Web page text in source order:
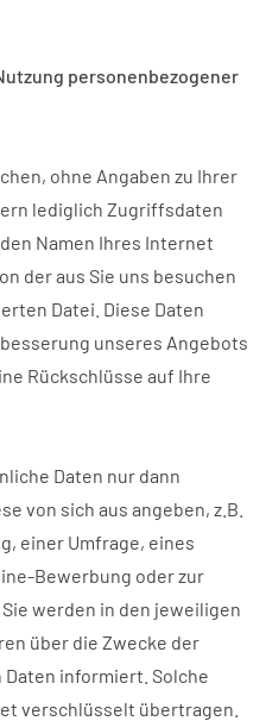
personenbezogener
ohne Angaben zu Ihrer
lediglich Zugriffsdaten
Namen Ihres Internet
der aus Sie uns besuchen
Datei. Diese Daten
unseres Angebots
Rückschlüsse auf Ihre
Daten nur dann
von sich aus angeben, z.B.
einer Umfrage, eines
Bewerbung oder zur
werden in den jeweiligen
über die Zwecke der
informiert. Solche
verschlüsselt übertragen.